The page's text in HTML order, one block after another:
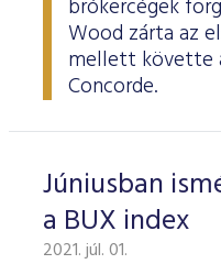
brókercégek
Wood zárta az
mellett követte
Concorde.
Júniusban
a BUX index
2021. júl. 01.